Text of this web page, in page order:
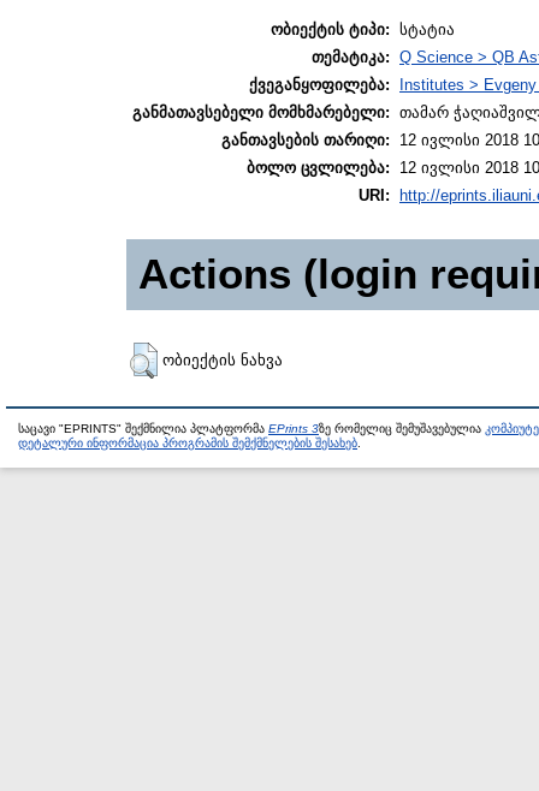
ობიექტის ტიპი: სტატია
თემატიკა: Q Science > QB
ქვეგანყოფილება:
Institutes >
განმათავსებელი მომხმარებელი: თამარ
განთავსების თარიღი:
12 ივლისი 2018
ბოლო ცვლილება:
12 ივლისი 2018
URI:
http://
Actions (login
ობიექტის ნახვა
საცავი "EPRINTS" შექმნილია პლატფორმა EPrints 3ზე რომელიც შემუშავებულია
დეტალური ინფორმაცია პროგრამის შემქმნელების შესახებ